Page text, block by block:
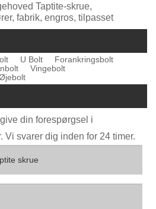
Taptite-skrue,
fabrik, engros, tilpasset
U Bolt
Forankringsbolt
Vingebolt
din forespørgsel i
Vi svarer dig inden for 24 timer.